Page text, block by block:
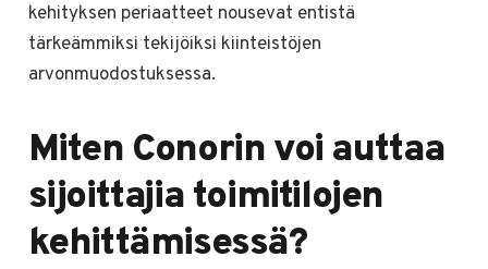
kehityksen periaatteet nousevat entistä
tärkeämmiksi tekijöiksi kiinteistöjen
arvonmuodostuksessa.
Miten Conorin voi auttaa
sijoittajia toimitilojen
kehittämisessä?